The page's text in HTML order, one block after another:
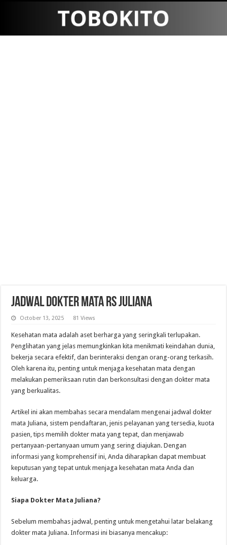
Jadwal Dokter Mata RS Juliana
October 13, 2025 81 Views
Kesehatan mata adalah aset berharga yang seringkali terlupakan.
Penglihatan yang jelas memungkinkan kita menikmati keindahan dunia,
bekerja secara efektif, dan berinteraksi dengan orang-orang terkasih.
Oleh karena itu, penting untuk menjaga kesehatan mata dengan
melakukan pemeriksaan rutin dan berkonsultasi dengan dokter mata
yang berkualitas.
Artikel ini akan membahas secara mendalam mengenai jadwal dokter
mata Juliana, sistem pendaftaran, jenis pelayanan yang tersedia, kuota
pasien, tips memilih dokter mata yang tepat, dan menjawab
pertanyaan-pertanyaan umum yang sering diajukan. Dengan
informasi yang komprehensif ini, Anda diharapkan dapat membuat
keputusan yang tepat untuk menjaga kesehatan mata Anda dan
keluarga.
Siapa Dokter Mata Juliana?
Sebelum membahas jadwal, penting untuk mengetahui latar belakang
dokter mata Juliana. Informasi ini biasanya mencakup: